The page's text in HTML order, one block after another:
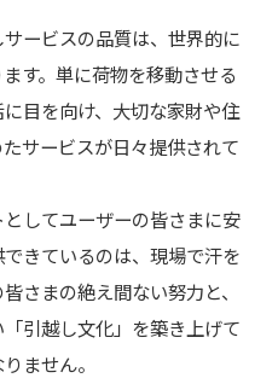
ービスの品質は、世界的に
す。単に荷物を移動させる
目を向け、大切な家財や住
サービスが日々提供されて
してユーザーの皆さまに安
きているのは、現場で汗を
さまの絶え間ない努力と、
引越し文化」を築き上げて
ません。